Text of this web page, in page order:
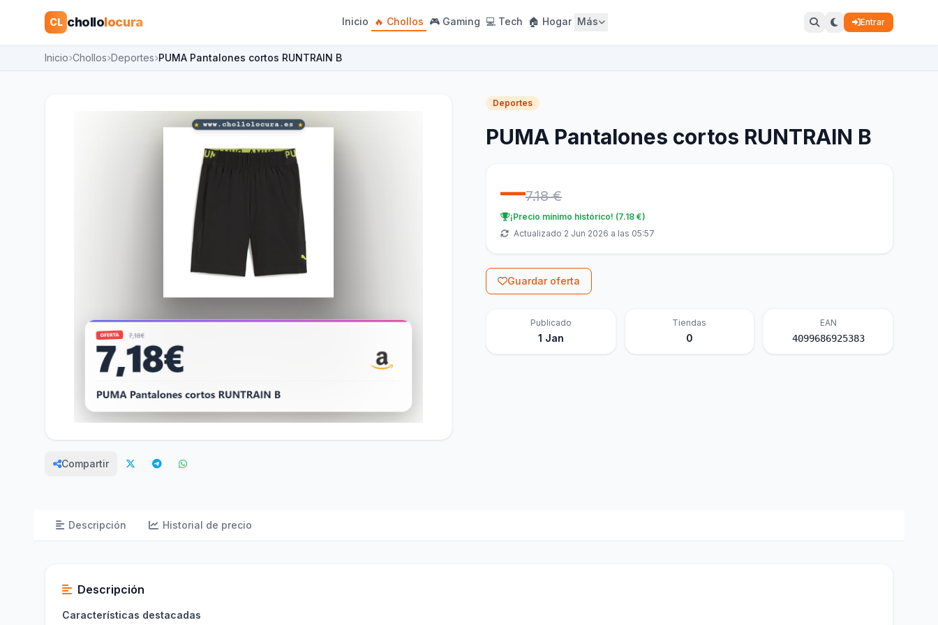
CL chollolocura Inicio 🔥 Chollos 🎮 Gaming 💻 Tech 🏠 Hogar Más Entrar
Inicio Chollos Deportes PUMA Pantalones cortos RUNTRAIN B
Compartir
Deportes
PUMA Pantalones cortos RUNTRAIN B
—7.18 €
¡Precio mínimo histórico! (7.18 €)
Actualizado 2 Jun 2026 a las 05:57
Guardar oferta
Publicado
1 Jan
Tiendas
0
EAN
4099686925383
Descripción Historial de precio
Descripción
Características destacadas